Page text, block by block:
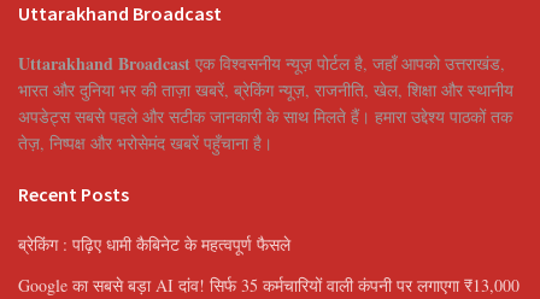
Uttarakhand Broadcast
Uttarakhand Broadcast एक विश्वसनीय न्यूज़ पोर्टल है, जहाँ आपको उत्तराखंड,
भारत और दुनिया भर की ताज़ा खबरें, ब्रेकिंग न्यूज़, राजनीति, खेल, शिक्षा और स्थानीय
अपडेट्स सबसे पहले और सटीक जानकारी के साथ मिलते हैं। हमारा उद्देश्य पाठकों तक
तेज़, निष्पक्ष और भरोसेमंद खबरें पहुँचाना है।
Recent Posts
ब्रेकिंग : पढ़िए धामी कैबिनेट के महत्वपूर्ण फैसले
Google का सबसे बड़ा AI दांव! सिर्फ 35 कर्मचारियों वाली कंपनी पर लगाएगा ₹13,000